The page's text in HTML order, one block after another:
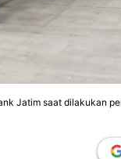
Jatim saat dilakukan